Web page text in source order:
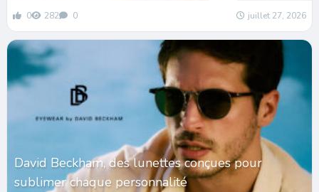
0 282 0 juillet 27, 2026
David Beckham, des lunettes conçues pour
sublimer chaque personnalité